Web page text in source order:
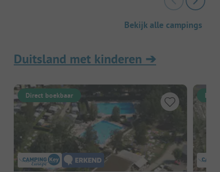
Bekijk alle campings
Duitsland met kinderen ➔
Direct boekbaar